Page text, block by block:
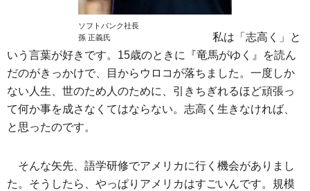
ソフトバンク社長
孫 正義氏
私は「志高く」と
いう言葉が好きです。15歳のときに『竜馬がゆく』を読ん
だのがきっかけで、目からウロコが落ちました。一度しか
ない人生、世のため人のために、引きちぎれるほど頑張っ
て何か事を成さなくてはならない。志高く生きなければ、
と思ったのです。
そんな矢先、語学研修でアメリカに行く機会がありまし
た。そうしたら、やっぱりアメリカはすごいんです。規模